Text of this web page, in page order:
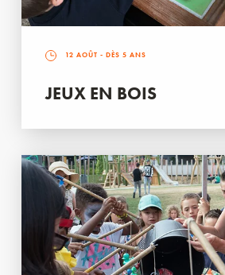
12 AOÛT - DÈS 5 ANS
JEUX EN BOIS